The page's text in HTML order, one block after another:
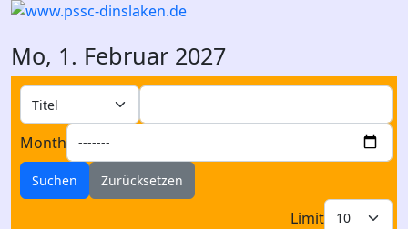
Mo, 1. Februar 2027
Month
Suchen Zurücksetzen
Limit